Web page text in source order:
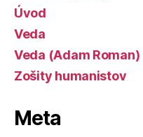
Úvod
Veda
Veda (Adam Roman)
Zošity humanistov
Meta